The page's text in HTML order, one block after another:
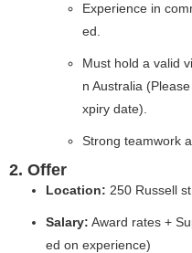
Experience in
ed.
Must hold a valid
n Australia
xpiry date).
Strong teamwork
2. Offer
Location: 250 Russell
Salary: Award rates +
ed on experience)